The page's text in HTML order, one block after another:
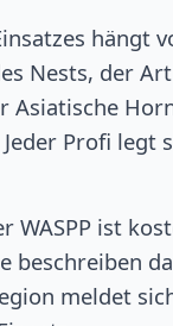
hängt
Nests, der
Asiatische
Profi legt
WASPP ist
beschreiben
meldet